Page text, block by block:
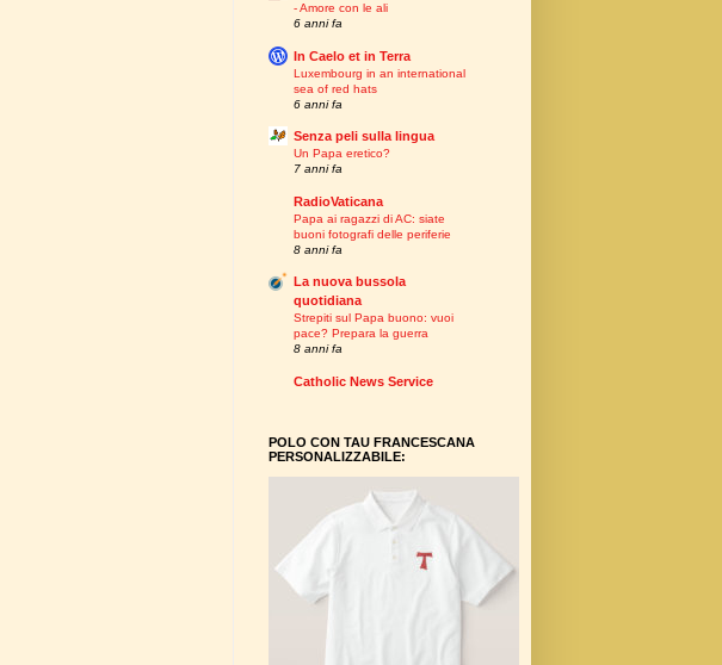
- Amore con le ali
6 anni fa
In Caelo et in Terra
Luxembourg in an international
sea of red hats
6 anni fa
Senza peli sulla lingua
Un Papa eretico?
7 anni fa
RadioVaticana
Papa ai ragazzi di AC: siate
buoni fotografi delle periferie
8 anni fa
La nuova bussola
quotidiana
Strepiti sul Papa buono: vuoi
pace? Prepara la guerra
8 anni fa
Catholic News Service
POLO CON TAU FRANCESCANA
PERSONALIZZABILE: